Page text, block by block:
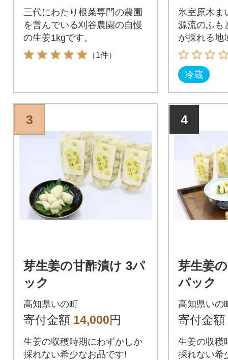
三代にわたり根菜専門の農園
を営んでいる刈谷農園の自慢
の生姜1kgです。
（1件）
氷室原木ま
源流のふも
が採れる地
す。地元の
の達人たち
埋め込んで
い状態で生
冷蔵
3
芽生姜の甘酢漬け 3パ
ック
高知県いの町
寄付金額 14,000円
生姜の収穫時期にわずかしか
採れない希少なお品です!
4
芽生姜
パック
高知県いの
寄付金額
生姜の収穫
採れない希